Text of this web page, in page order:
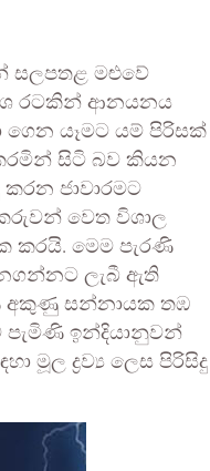
සලපතළ මළුවේ
රටකින් ආනයනය
යෑමට යම් පිරිසක්
සිටි බව කියන
ජාවාරමට
වෙත විශාල
කරයි. මෙම පැරණි
ලැබී ඇති
අකුණු සන්නායක තඹ
පැමිණි ඉන්දියානුවන්
මූල ද්‍රව්‍ය ලෙස පිරිසිදු